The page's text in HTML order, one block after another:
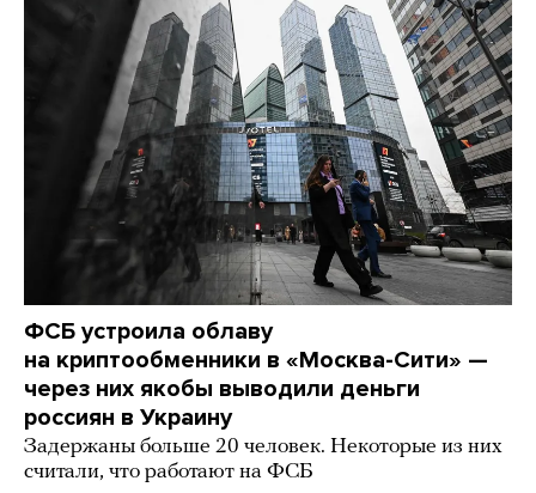
ФСБ устроила облаву
на криптообменники в «Москва-Сити» —
через них якобы выводили деньги
россиян в Украину
Задержаны больше 20 человек. Некоторые из них
считали, что работают на ФСБ